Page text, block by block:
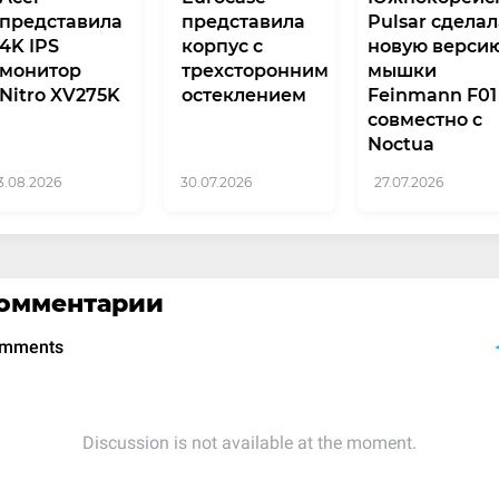
представила
4K IPS
монитор
Nitro XV275K
представила
корпус с
трехсторонним
остеклением
30.07.2026
Pulsar
новую
мышки
Feinmann F01
совместно с
Noctua
27.07.2026